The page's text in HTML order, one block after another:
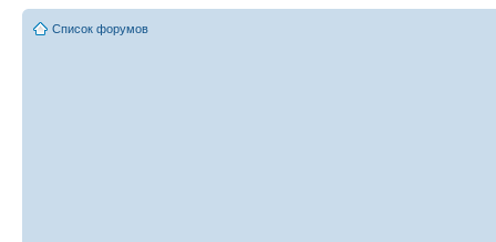
Список форумов